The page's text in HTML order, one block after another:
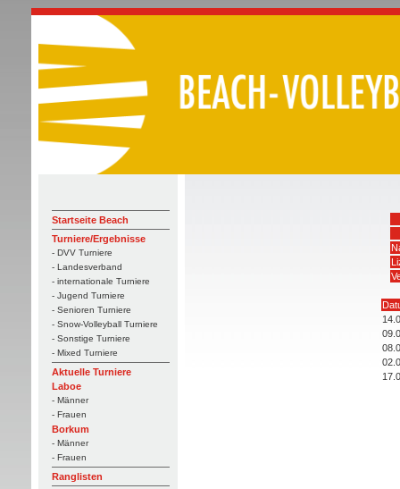
Startseite Beach
Turniere/Ergebnisse
- DVV Turniere
- Landesverband
- internationale Turniere
- Jugend Turniere
- Senioren Turniere
- Snow-Volleyball Turniere
- Sonstige Turniere
- Mixed Turniere
Aktuelle Turniere
Laboe
- Männer
- Frauen
Borkum
- Männer
- Frauen
Ranglisten